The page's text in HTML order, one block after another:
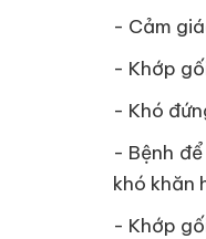
- Cảm
- Khớp
- Khó
- Bệnh
khó khăn
- Khớp